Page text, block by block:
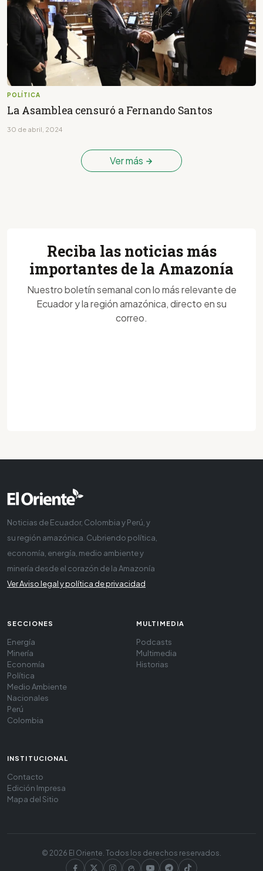
POLÍTICA
La Asamblea censuró a Fernando Santos
30 de abril, 2024
Ver más
Reciba las noticias más
importantes de la Amazonía
Nuestro boletín semanal con lo más relevante de
Ecuador y la región amazónica, directo en su
correo.
Noticias de Ecuador, Colombia y Perú, y
su región amazónica. Cubriendo política,
economía, energía, medio ambiente y
minería desde el corazón de la Amazonía
Ver Aviso legal y política de privacidad
SECCIONES
Energía
Minería
Economía
Política
Medio Ambiente
Nacionales
Perú
Colombia
MULTIMEDIA
Podcasts
Multimedia
Historias
INSTITUCIONAL
Contacto
Edición Impresa
Mapa del Sitio
© 2026 El Oriente. Todos los derechos reservados.